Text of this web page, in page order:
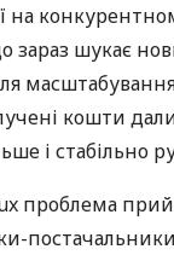
на
зараз шукає
кошти
і стабільно
проблема